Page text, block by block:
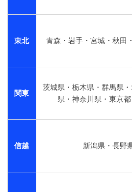
東北 青森・岩手・宮城・秋田
関東
茨城県・栃木県・群馬県
県・神奈川県・東京
信越 新潟県・長野